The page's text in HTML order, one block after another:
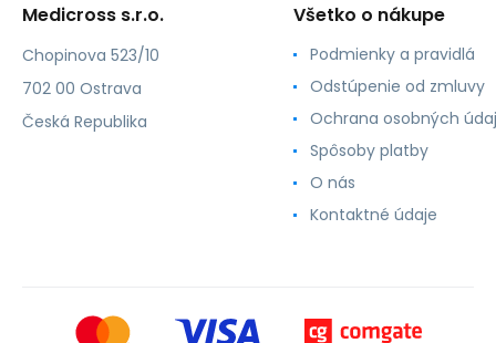
Medicross s.r.o.
Chopinova 523/10
702 00 Ostrava
Česká Republika
Všetko o nákupe
Podmienky a pravidlá
Odstúpenie od zmluvy
Ochrana osobných
Spôsoby platby
O nás
Kontaktné údaje